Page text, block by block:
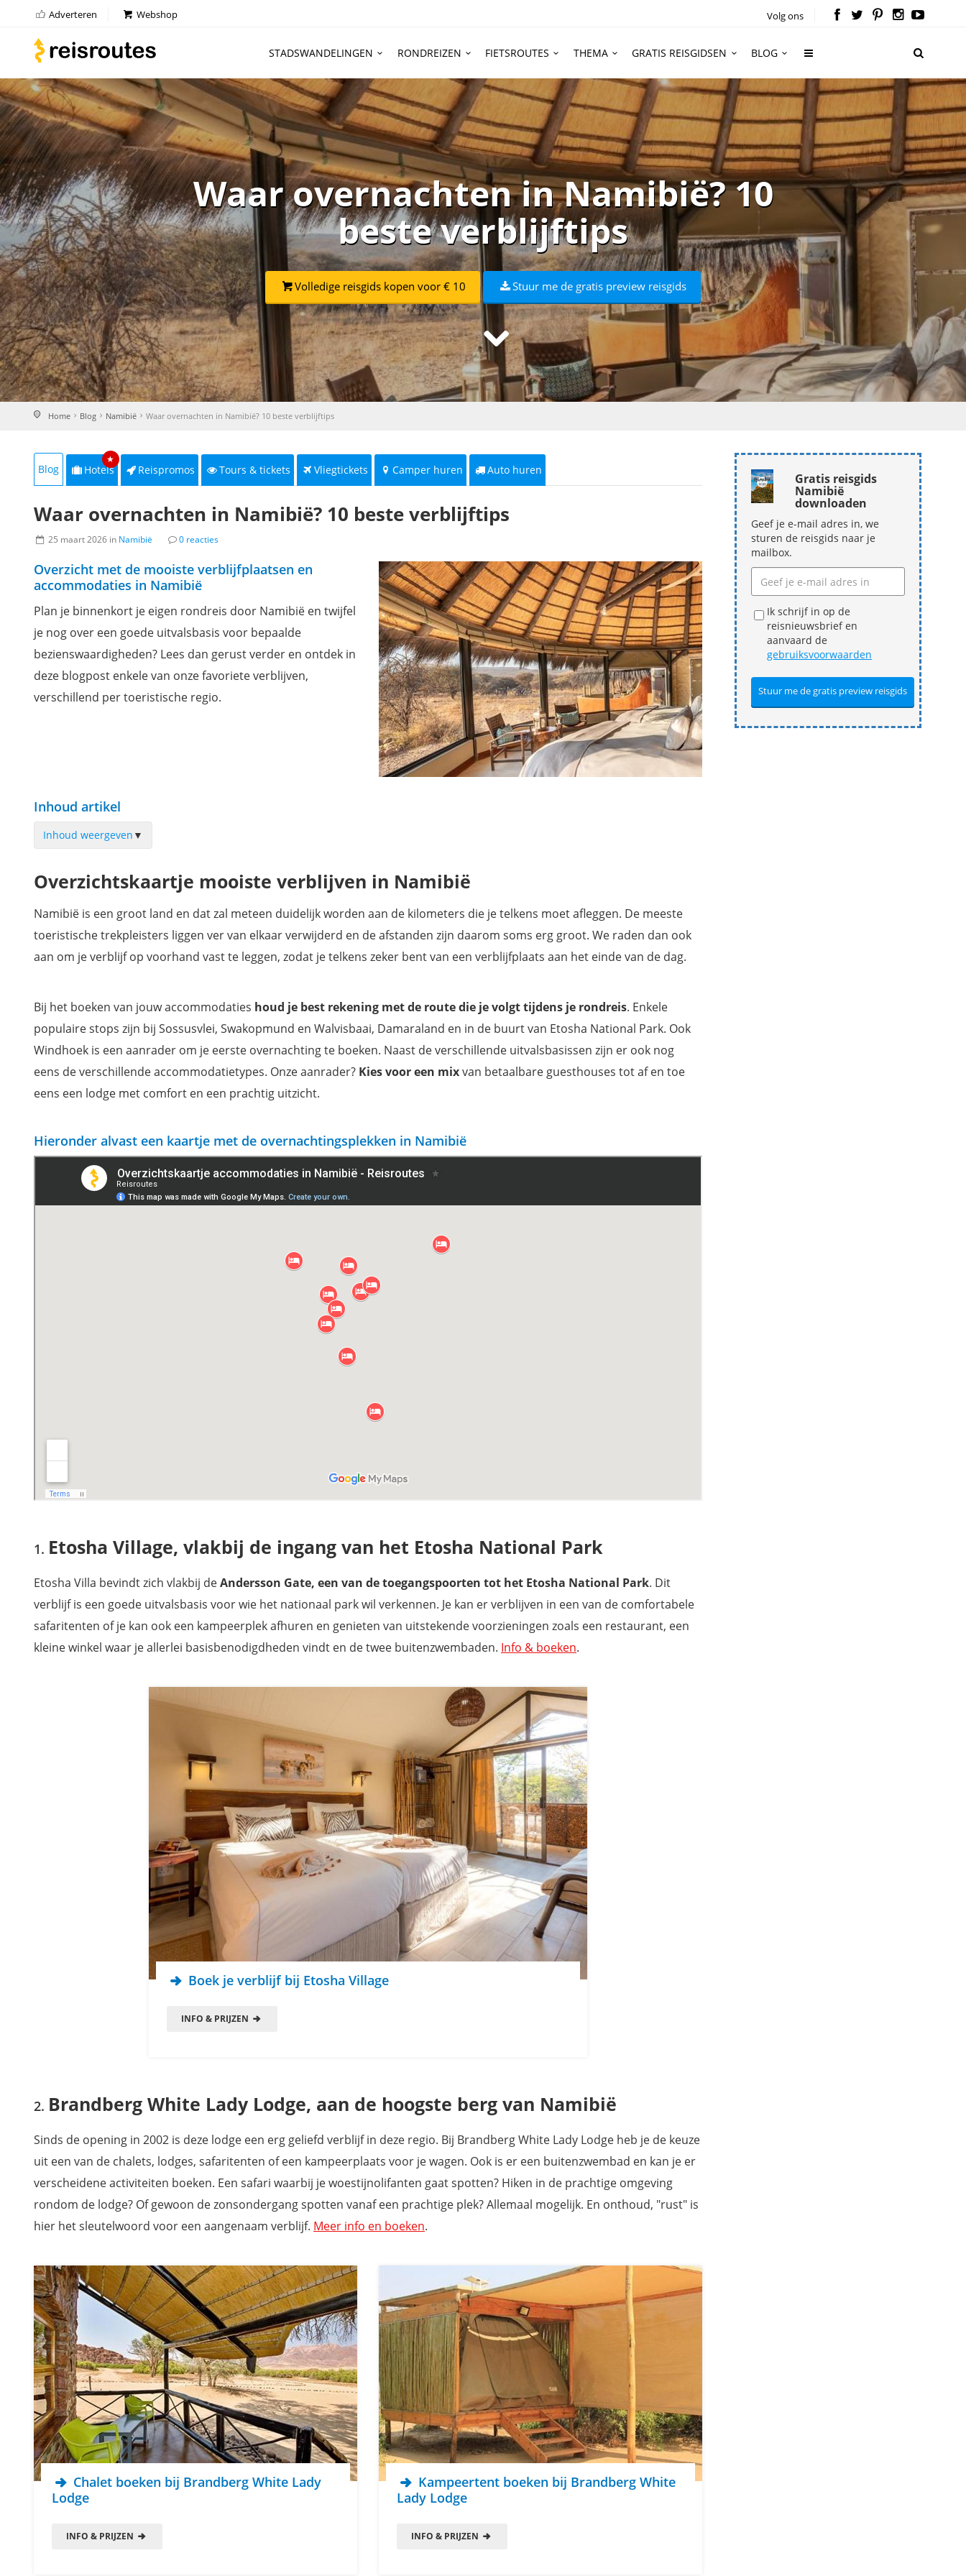
Adverteren Webshop Volg ons
STADSWANDELINGEN RONDREIZEN FIETSROUTES THEMA GRATIS REISGIDSEN BLOG
Waar overnachten in Namibië? 10
beste verblijftips
Volledige reisgids kopen voor € 10 Stuur me de gratis preview reisgids
Home Blog Namibië Waar overnachten in Namibië? 10 beste verblijftips
Blog Hotels
★
Reispromos Tours & tickets Vliegtickets Camper huren Auto huren
Waar overnachten in Namibië? 10 beste verblijftips
25 maart 2026 in Namibië 0 reacties
Overzicht met de mooiste verblijfplaatsen en
accommodaties in Namibië
Plan je binnenkort je eigen rondreis door Namibië en twijfel
je nog over een goede uitvalsbasis voor bepaalde
bezienswaardigheden? Lees dan gerust verder en ontdek in
deze blogpost enkele van onze favoriete verblijven,
verschillend per toeristische regio.
Inhoud artikel
Inhoud weergeven ▼
Brandberg White Lady Lodge, aan de hoogste berg van Namibië
Okonjima Luxury Bush Camp in het Okonjima Nature Reserve
Divava Okavango Lodge & Spa vlakbij de Popa Falls
Sossusvlei Lodge op een boogscheut van de beroemde duinen
Fish River Lodge aan de rand van de kloof
Spitzkoppen Lodge met zich op de granieten rotsblokken
Shipwreck Lodge aan de Skeleton Coast
Mis niets tijdens je verblijf met onze reisgids Namibië
Overzichtskaartje mooiste verblijven in Namibië
Namibië is een groot land en dat zal meteen duidelijk worden aan de kilometers die je telkens moet afleggen. De meeste
toeristische trekpleisters liggen ver van elkaar verwijderd en de afstanden zijn daarom soms erg groot. We raden dan ook
aan om je verblijf op voorhand vast te leggen, zodat je telkens zeker bent van een verblijfplaats aan het einde van de dag.
Bij het boeken van jouw accommodaties houd je best rekening met de route die je volgt tijdens je rondreis. Enkele
populaire stops zijn bij Sossusvlei, Swakopmund en Walvisbaai, Damaraland en in de buurt van Etosha National Park. Ook
Windhoek is een aanrader om je eerste overnachting te boeken. Naast de verschillende uitvalsbasissen zijn er ook nog
eens de verschillende accommodatietypes. Onze aanrader? Kies voor een mixvan betaalbare guesthouses tot af en toe
eens een lodge met comfort en een prachtig uitzicht.
Hieronder alvast een kaartje met de overnachtingsplekken in Namibië
Etosha Village, vlakbij de ingang van het Etosha National Park
Etosha Villa bevindt zich vlakbij deAndersson Gate, een van de toegangspoorten tot het Etosha National Park. Dit
verblijf is een goede uitvalsbasis voor wie het nationaal park wil verkennen. Je kan er verblijven in een van de comfortabele
safaritenten of je kan ook een kampeerplek afhuren en genieten van uitstekende voorzieningen zoals een restaurant, een
kleine winkel waar je allerlei basisbenodigdheden vindt en de twee buitenzwembaden. Info & boeken.
Boek je verblijf bij Etosha Village
INFO & PRIJZEN
Brandberg White Lady Lodge, aan de hoogste berg van Namibië
Sinds de opening in 2002 is deze lodge een erg geliefd verblijf in deze regio. Bij Brandberg White Lady Lodge heb je de keuze
uit een van de chalets, lodges, safaritenten of een kampeerplaats voor je wagen. Ook is er een buitenzwembad en kan je er
verscheidene activiteiten boeken. Een safari waarbij je woestijnolifanten gaat spotten? Hiken in de prachtige omgeving
rondom de lodge? Of gewoon de zonsondergang spotten vanaf een prachtige plek? Allemaal mogelijk. En onthoud, "rust" is
hier het sleutelwoord voor een aangenaam verblijf. Meer info en boeken.
Chalet boeken bij Brandberg White Lady
Lodge
INFO & PRIJZEN
Kampeertent boeken bij Brandberg White
Lady Lodge
INFO & PRIJZEN
Gratis reisgids
Namibië
downloaden
Geef je e-mail adres in, we
sturen de reisgids naar je
mailbox.
Ik schrijf in op de
reisnieuwsbrief en
aanvaard de
gebruiksvoorwaarden